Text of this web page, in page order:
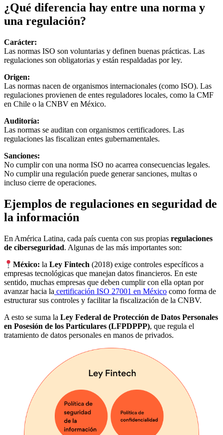
¿Qué diferencia hay entre una norma y
una regulación?
Carácter:
Las normas ISO son voluntarias y definen buenas prácticas. Las
regulaciones son obligatorias y están respaldadas por ley.
Origen:
Las normas nacen de organismos internacionales (como ISO). Las
regulaciones provienen de entes reguladores locales, como la CMF
en Chile o la CNBV en México.
Auditoría:
Las normas se auditan con organismos certificadores. Las
regulaciones las fiscalizan entes gubernamentales.
Sanciones:
No cumplir con una norma ISO no acarrea consecuencias legales.
No cumplir una regulación puede generar sanciones, multas o
incluso cierre de operaciones.
Ejemplos de regulaciones en seguridad de
la información
En América Latina, cada país cuenta con sus propias regulaciones
de ciberseguridad. Algunas de las más importantes son:
México: laLey Fintech (2018) exige controles específicos a
empresas tecnológicas que manejan datos financieros. En este
sentido, muchas empresas que deben cumplir con ella optan por
avanzar hacia la certificación ISO 27001 en México como forma de
estructurar sus controles y facilitar la fiscalización de la CNBV.
A esto se suma la Ley Federal de Protección de Datos Personales
en Posesión de los Particulares (LFPDPPP), que regula el
tratamiento de datos personales en manos de privados.